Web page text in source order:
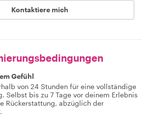
Kontaktiere mich
Gefühl
von 24 Stunden für eine vollständige
Selbst bis zu 7 Tage vor deinem Erlebnis
Rückerstattung, abzüglich der